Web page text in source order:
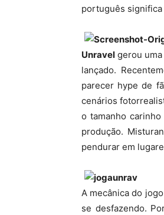
português significa
Unravel gerou
lançado.
parecer hype de
cenários
o tamanho
produção.
pendurar em
A mecânica do
se desfazendo.